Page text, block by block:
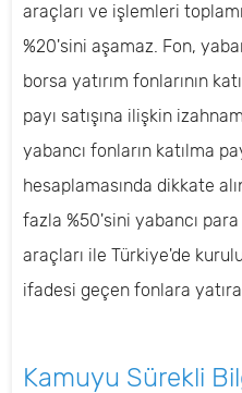
araçları ve işlemleri
%20'sini aşamaz. Fon,
borsa yatırım fonlarının
payı satışına ilişkin
yabancı fonların katılma
hesaplamasında dikkate
fazla %50'sini yabancı
araçları ile Türkiye'de
ifadesi geçen fonlara
Kamuyu Sürekli